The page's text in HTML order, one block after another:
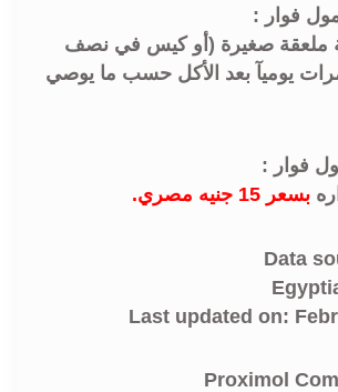
فوار :
ملعقة صغيرة (أو كيس في نصف
يوميآ بعد الأكل حسب ما يوصي
فوار :
بسعر 15 جنيه مصري.
Data
Last updated on:
Proximol